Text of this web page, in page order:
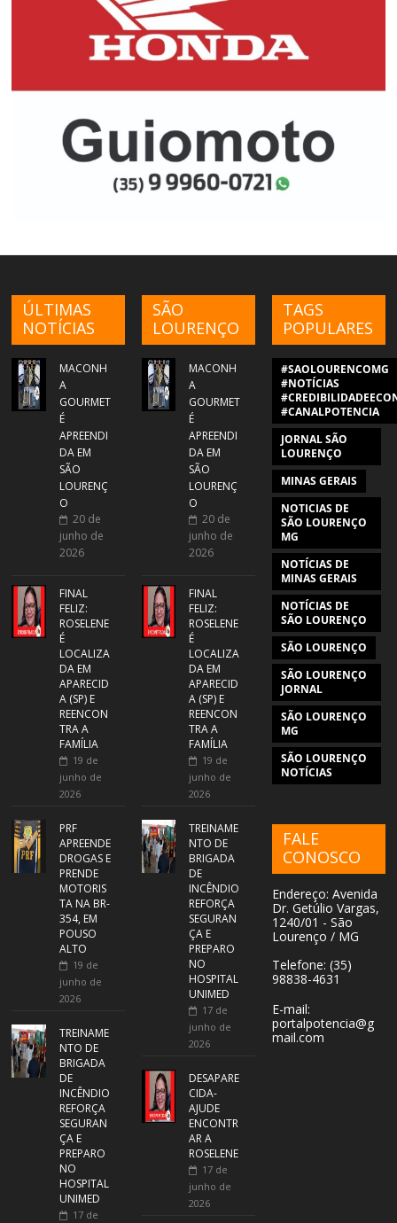
ÚLTIMAS
NOTÍCIAS
MACONH
A
GOURMET
É
APREENDI
DA EM
SÃO
LOURENÇ
O
20 de
junho de
2026
FINAL
FELIZ:
ROSELENE
É
LOCALIZA
DA EM
APARECID
A (SP) E
REENCON
TRA A
FAMÍLIA
19 de
junho de
2026
PRF
APREENDE
DROGAS E
PRENDE
MOTORIS
TA NA BR-
354, EM
POUSO
ALTO
19 de
junho de
2026
TREINAME
NTO DE
BRIGADA
DE
INCÊNDIO
REFORÇA
SEGURAN
ÇA E
PREPARO
NO
HOSPITAL
UNIMED
17 de
SÃO
LOURENÇO
MACONH
A
GOURMET
É
APREENDI
DA EM
SÃO
LOURENÇ
O
20 de
junho de
2026
FINAL
FELIZ:
ROSELENE
É
LOCALIZA
DA EM
APARECID
A (SP) E
REENCON
TRA A
FAMÍLIA
19 de
junho de
2026
TREINAME
NTO DE
BRIGADA
DE
INCÊNDIO
REFORÇA
SEGURAN
ÇA E
PREPARO
NO
HOSPITAL
UNIMED
17 de
junho de
2026
DESAPARE
CIDA-
AJUDE
ENCONTR
AR A
ROSELENE
17 de
junho de
2026
TAGS
POPULARES
#SAOLOURENCOMG
#NOTÍCIAS
#CANALPOTENCIA
JORNAL SÃO
LOURENÇO
MINAS GERAIS
NOTICIAS DE
SÃO LOURENÇO
MG
NOTÍCIAS DE
MINAS GERAIS
NOTÍCIAS DE
SÃO LOURENÇO
SÃO LOURENÇO
SÃO LOURENÇO
JORNAL
SÃO LOURENÇO
MG
SÃO LOURENÇO
NOTÍCIAS
FALE
CONOSCO
Endereço: Avenida
Dr. Getúlio Vargas,
1240/01 - São
Lourenço / MG
Telefone: (35)
98838-4631
E-mail:
portalpotencia@g
mail.com